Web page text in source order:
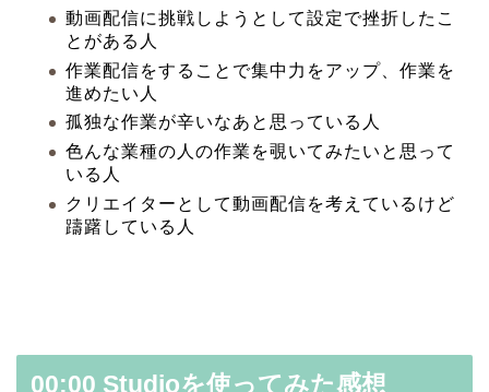
動画配信に挑戦しようとして設定で挫折したこ
とがある人
作業配信をすることで集中力をアップ、作業を
進めたい人
孤独な作業が辛いなあと思っている人
色んな業種の人の作業を覗いてみたいと思って
いる人
クリエイターとして動画配信を考えているけど
躊躇している人
00:00 Studioを使ってみた感想